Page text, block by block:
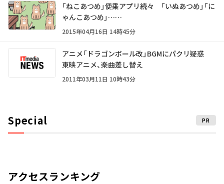
「ねこあつめ」便乗アプリ続々 「いぬあつめ」「に
ゃんこあつめ」……
2015年04月16日 14時45分
アニメ「ドラゴンボール改」BGMにパクリ疑惑
東映アニメ、楽曲差し替え
2011年03月11日 10時43分
Special PR
アクセスランキング